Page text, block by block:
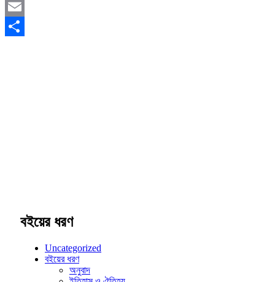
Twitter
Email
বইয়ের ধরণ
Uncategorized
বইয়ের ধরণ
অনুবাদ